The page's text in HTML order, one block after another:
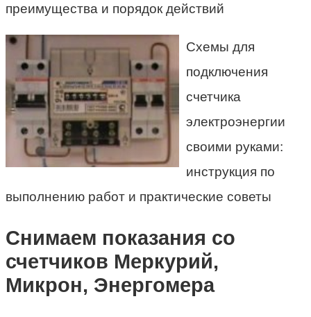
преимущества и порядок действий
Схемы для
подключения
счетчика
электроэнергии
своими руками:
инструкция по
выполнению работ и практические советы
Снимаем показания со
счетчиков Меркурий,
Микрон, Энергомера